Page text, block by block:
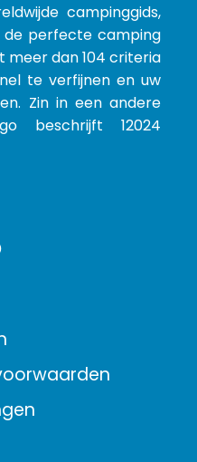
campinggids,
perfecte camping
meer dan 104 criteria
te verfijnen en uw
Zin in een andere
beschrijft 12024